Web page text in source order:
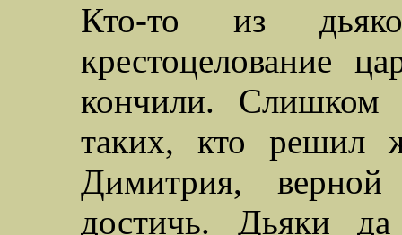
Кто-то из
крестоцелование
кончили. Слишком
таких, кто решил
Димитрия,
достичь. Дьяки